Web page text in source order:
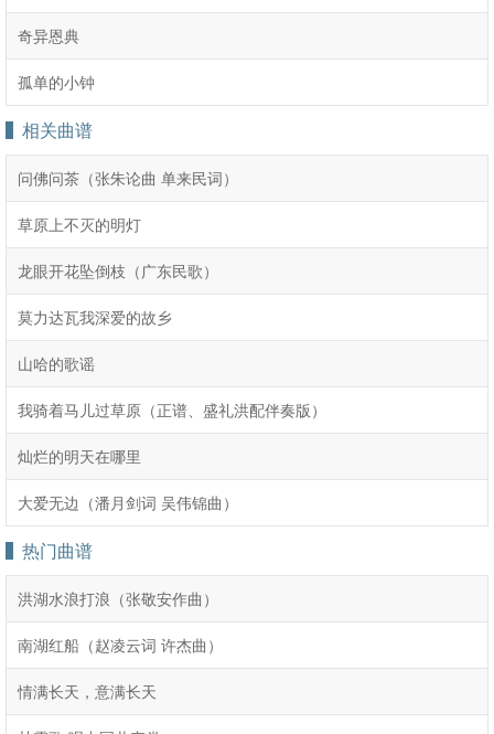
奇异恩典
孤单的小钟
相关曲谱
问佛问茶（张朱论曲 单来民词）
草原上不灭的明灯
龙眼开花坠倒枝（广东民歌）
莫力达瓦我深爱的故乡
山哈的歌谣
我骑着马儿过草原（正谱、盛礼洪配伴奏版）
灿烂的明天在哪里
大爱无边（潘月剑词 吴伟锦曲）
热门曲谱
洪湖水浪打浪（张敬安作曲）
南湖红船（赵凌云词 许杰曲）
情满长天，意满长天